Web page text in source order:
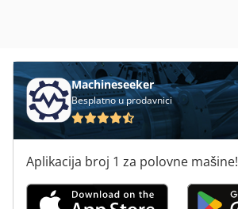
Machineseeker
Besplatno u prodavnici
Aplikacija broj 1 za polovne mašine!